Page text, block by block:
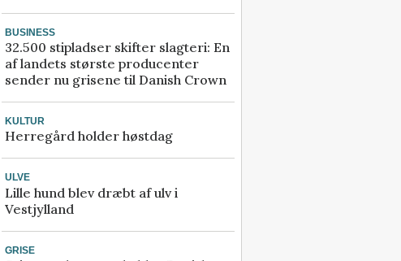
BUSINESS
32.500 stipladser skifter slagteri: En
af landets største producenter
sender nu grisene til Danish Crown
KULTUR
Herregård holder høstdag
ULVE
Lille hund blev dræbt af ulv i
Vestjylland
GRISE